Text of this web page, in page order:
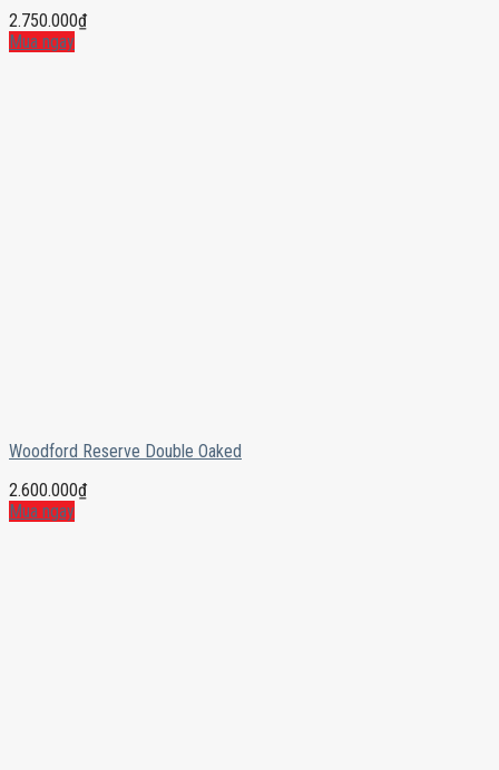
2.750.000₫
Mua ngay
Woodford Reserve Double Oaked
2.600.000₫
Mua ngay